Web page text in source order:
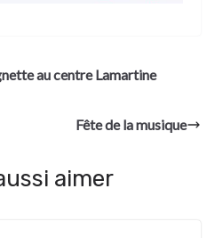
au centre Lamartine
Fête de la musique
aimer